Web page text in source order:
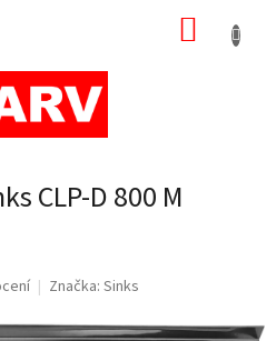
CLP-D 800 M
Značka: Sinks